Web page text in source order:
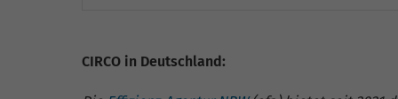
CIRCO in Deutschland: